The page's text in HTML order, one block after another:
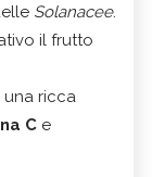
Solanacee.
il frutto
una ricca
C e